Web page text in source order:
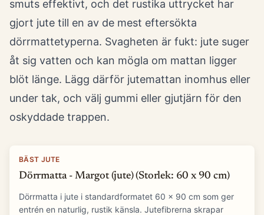
smuts effektivt, och det rustika uttrycket har
gjort jute till en av de mest eftersökta
dörrmattetyperna. Svagheten är fukt: jute suger
åt sig vatten och kan mögla om mattan ligger
blöt länge. Lägg därför jutemattan inomhus eller
under tak, och välj gummi eller gjutjärn för den
oskyddade trappen.
BÄST JUTE
Dörrmatta - Margot (jute) (Storlek: 60 x 90 cm)
Dörrmatta i jute i standardformatet 60 x 90 cm som ger
entrén en naturlig, rustik känsla. Jutefibrerna skrapar